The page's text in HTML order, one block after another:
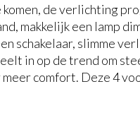
de verlichting
makkelijk een lamp
schakelaar, slimme
in op de trend om
comfort. Deze 4